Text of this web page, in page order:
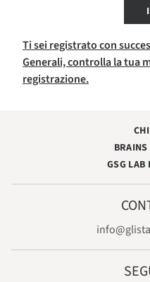
Ti sei registrato con
Generali, controlla la tua
registrazione.
GSG LAB